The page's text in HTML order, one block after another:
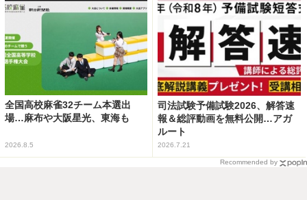
全国高校麻雀32チーム本選出
場…麻布や大阪星光、東海も
2026.8.5
司法試験予備試験2026、解答速
報＆総評動画を無料公開…アガ
ルート
2026.7.21
Recommended by